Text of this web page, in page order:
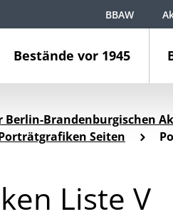
Bestände vor 1945
BBAW
Brandenburgischen
Seiten
Liste V